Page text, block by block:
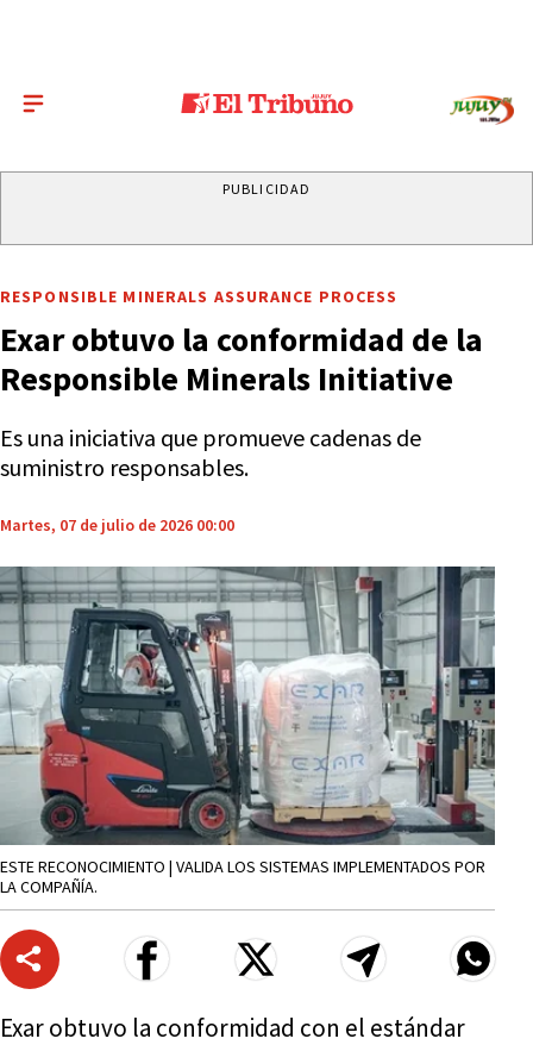
PUBLICIDAD
RESPONSIBLE MINERALS ASSURANCE PROCESS
Exar obtuvo la conformidad de la
Responsible Minerals Initiative
Es una iniciativa que promueve cadenas de
suministro responsables.
Martes, 07 de julio de 2026 00:00
ESTE RECONOCIMIENTO | VALIDA LOS SISTEMAS IMPLEMENTADOS POR
LA COMPAÑÍA.
Exar obtuvo la conformidad con el estándar